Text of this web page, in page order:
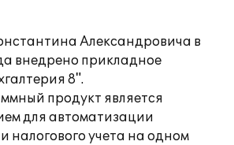
Александровича в
внедрено прикладное
8".
продукт является
для автоматизации
налогового учета на одном